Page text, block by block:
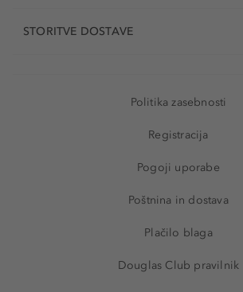
STORITVE DOSTAVE
Politika zasebnosti
Registracija
Pogoji uporabe
Poštnina in dostava
Plačilo blaga
Douglas Club pravilnik